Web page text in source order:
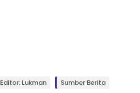
Editor: Lukman Sumber Berita